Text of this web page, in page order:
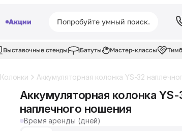
Акции
Выставочные стенды Батуты Мастер-классы
Колонки Аккумуляторная колонка YS-32
Аккумуляторная колонка YS-
наплечного ношения
Время аренды (дней)